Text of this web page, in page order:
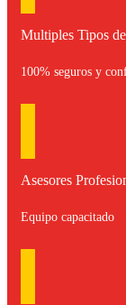
Multiples Tipos
100% seguros y
Asesores
Equipo capacitado